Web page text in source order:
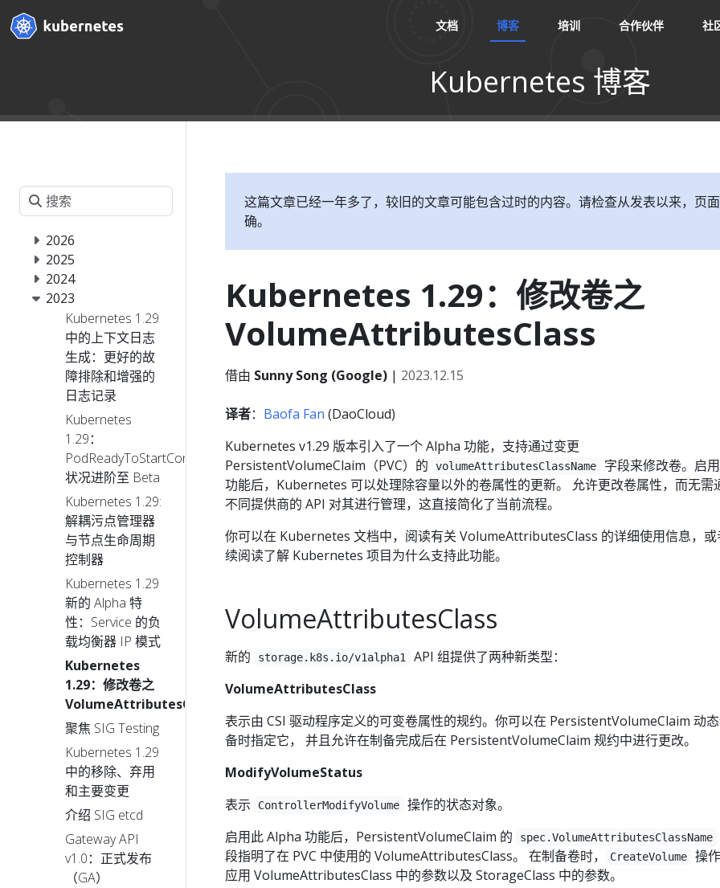
文档 博客 培训 合作伙伴 社
Kubernetes 博客
2026
2025
2024
2023
Kubernetes 1.29
中的上下文日志
生成：更好的故
障排除和增强的
日志记录
Kubernetes
1.29：
PodReadyToStartContainers
状况进阶至 Beta
Kubernetes 1.29:
解耦污点管理器
与节点生命周期
控制器
Kubernetes 1.29
新的 Alpha 特
性：Service 的负
载均衡器 IP 模式
Kubernetes
1.29：修改卷之
VolumeAttributesClass
聚焦 SIG Testing
Kubernetes 1.29
中的移除、弃用
和主要变更
介绍 SIG etcd
Gateway API
v1.0：正式发布
（GA）
这篇文章已经一年多了，较旧的文章可能包含过时的内容。请检查从发表以来，页
确。
Kubernetes 1.29：修改卷之
VolumeAttributesClass
借由 Sunny Song (Google) | 2023.12.15
译者： Baofa Fan (DaoCloud)
Kubernetes v1.29 版本引入了一个 Alpha 功能，支持通过变更
PersistentVolumeClaim（PVC）的
volumeAttributesClassName
字段来修改卷。启
功能后，Kubernetes 可以处理除容量以外的卷属性的更新。 允许更改卷属性，而无需
不同提供商的 API 对其进行管理，这直接简化了当前流程。
你可以在 Kubernetes 文档中，阅读有关 VolumeAttributesClass 的详细使用信息，或
续阅读了解 Kubernetes 项目为什么支持此功能。
VolumeAttributesClass
新的 storage.k8s.io/v1alpha1
API 组提供了两种新类型：
VolumeAttributesClass
表示由 CSI 驱动程序定义的可变卷属性的规约。你可以在 PersistentVolumeClaim 动
备时指定它， 并且允许在制备完成后在 PersistentVolumeClaim 规约中进行更改。
ModifyVolumeStatus
表示
ControllerModifyVolume
操作的状态对象。
启用此 Alpha 功能后，PersistentVolumeClaim 的
spec.VolumeAttributesClassName
段指明了在 PVC 中使用的 VolumeAttributesClass。 在制备卷时，
CreateVolume
操
应用 VolumeAttributesClass 中的参数以及 StorageClass 中的参数。